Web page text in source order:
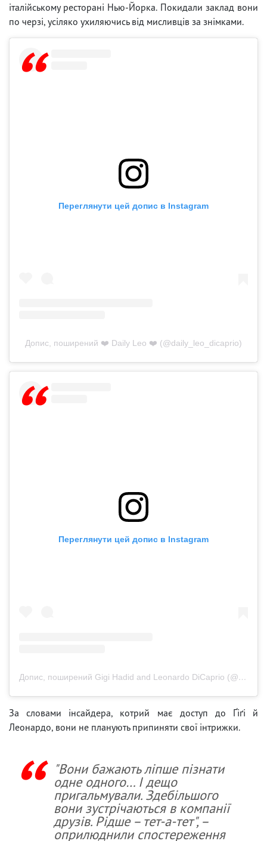
італійському ресторані Нью-Йорка. Покидали заклад вони
по черзі, усіляко ухиляючись від мисливців за знімками.
Переглянути цей допис в Instagram
Допис, поширений ❤️ Daily Leo ❤️ (@daily_leo_dicaprio)
Переглянути цей допис в Instagram
Допис, поширений Gigi Hadid and Leonardo DiCaprio (@gigi_leonardo_)
За словами інсайдера, котрий має доступ до Ґіґі й
Леонардо, вони не планують припиняти свої інтрижки.
"Вони бажають ліпше пізнати
одне одного… І дещо
пригальмували. Здебільшого
вони зустрічаються в компанії
друзів. Рідше – тет-а-тет", –
оприлюднили спостереження